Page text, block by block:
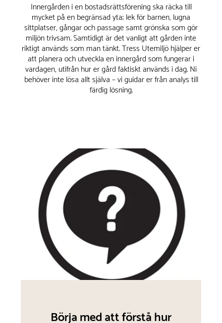
Innergården i en bostadsrättsförening ska räcka till
mycket på en begränsad yta; lek för barnen, lugna
sittplatser, gångar och passage samt grönska som gör
miljön trivsam. Samtidigt är det vanligt att gården inte
riktigt används som man tänkt. Tress Utemiljö hjälper er
att planera och utveckla en innergård som fungerar i
vardagen, utifrån hur er gård faktiskt används i dag. Ni
behöver inte lösa allt själva – vi guidar er från analys till
färdig lösning.
Börja med att förstå hur